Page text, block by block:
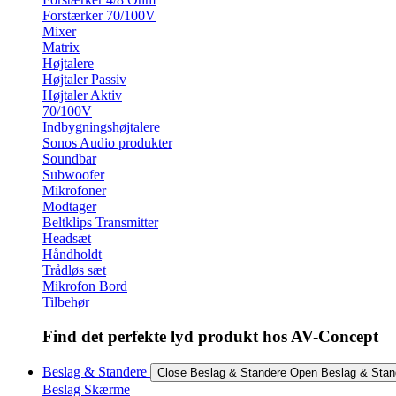
Forstærker 70/100V
Mixer
Matrix
Højtalere
Højtaler Passiv
Højtaler Aktiv
70/100V
Indbygningshøjtalere
Sonos Audio produkter
Soundbar
Subwoofer
Mikrofoner
Modtager
Beltklips Transmitter
Headsæt
Håndholdt
Trådløs sæt
Mikrofon Bord
Tilbehør
Find det perfekte lyd produkt hos AV-Concept
Beslag & Standere Close Beslag & Standere Open Beslag &
Beslag Skærme